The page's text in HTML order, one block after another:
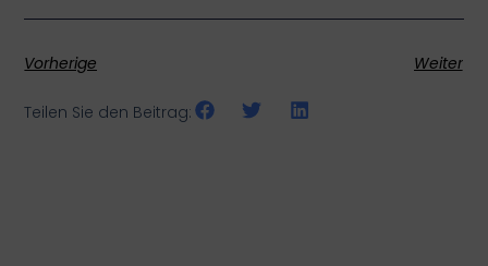
Vorherige Weiter
Teilen Sie den Beitrag: